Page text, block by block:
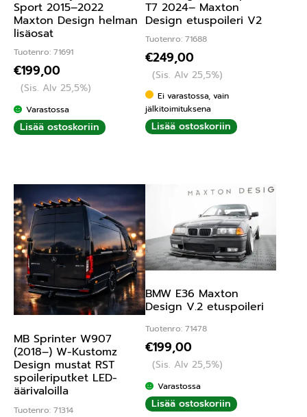
Sport 2015–2022
Maxton Design helman
lisäosat
Tuotenro: 71691
€199,00
(Sis. Alv 25,5%)
Varastossa
Lisää ostoskoriin
T7 2024– Maxton
Design etuspoileri V2
Tuotenro: 71688
€249,00
(Sis. Alv 25,5%)
Ei varastossa, vain
jälkitoimituksena
Lisää ostoskoriin
MB Sprinter W907
(2018–) W-Kustomz
Design mustat RST
spoileriputket LED-
äärivaloilla
Tuotenro: 71314
BMW E36 Maxton
Design V.2 etuspoileri
Tuotenro: 71478
€199,00
(Sis. Alv 25,5%)
Varastossa
Lisää ostoskoriin